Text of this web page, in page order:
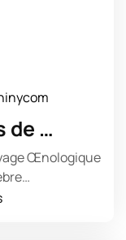
de …
Œnologique